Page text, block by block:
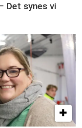
Det synes vi